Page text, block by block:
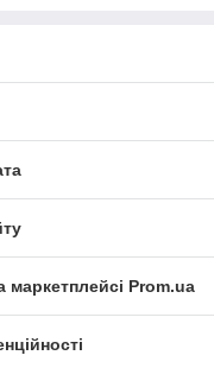
маркетплейсі Prom.ua